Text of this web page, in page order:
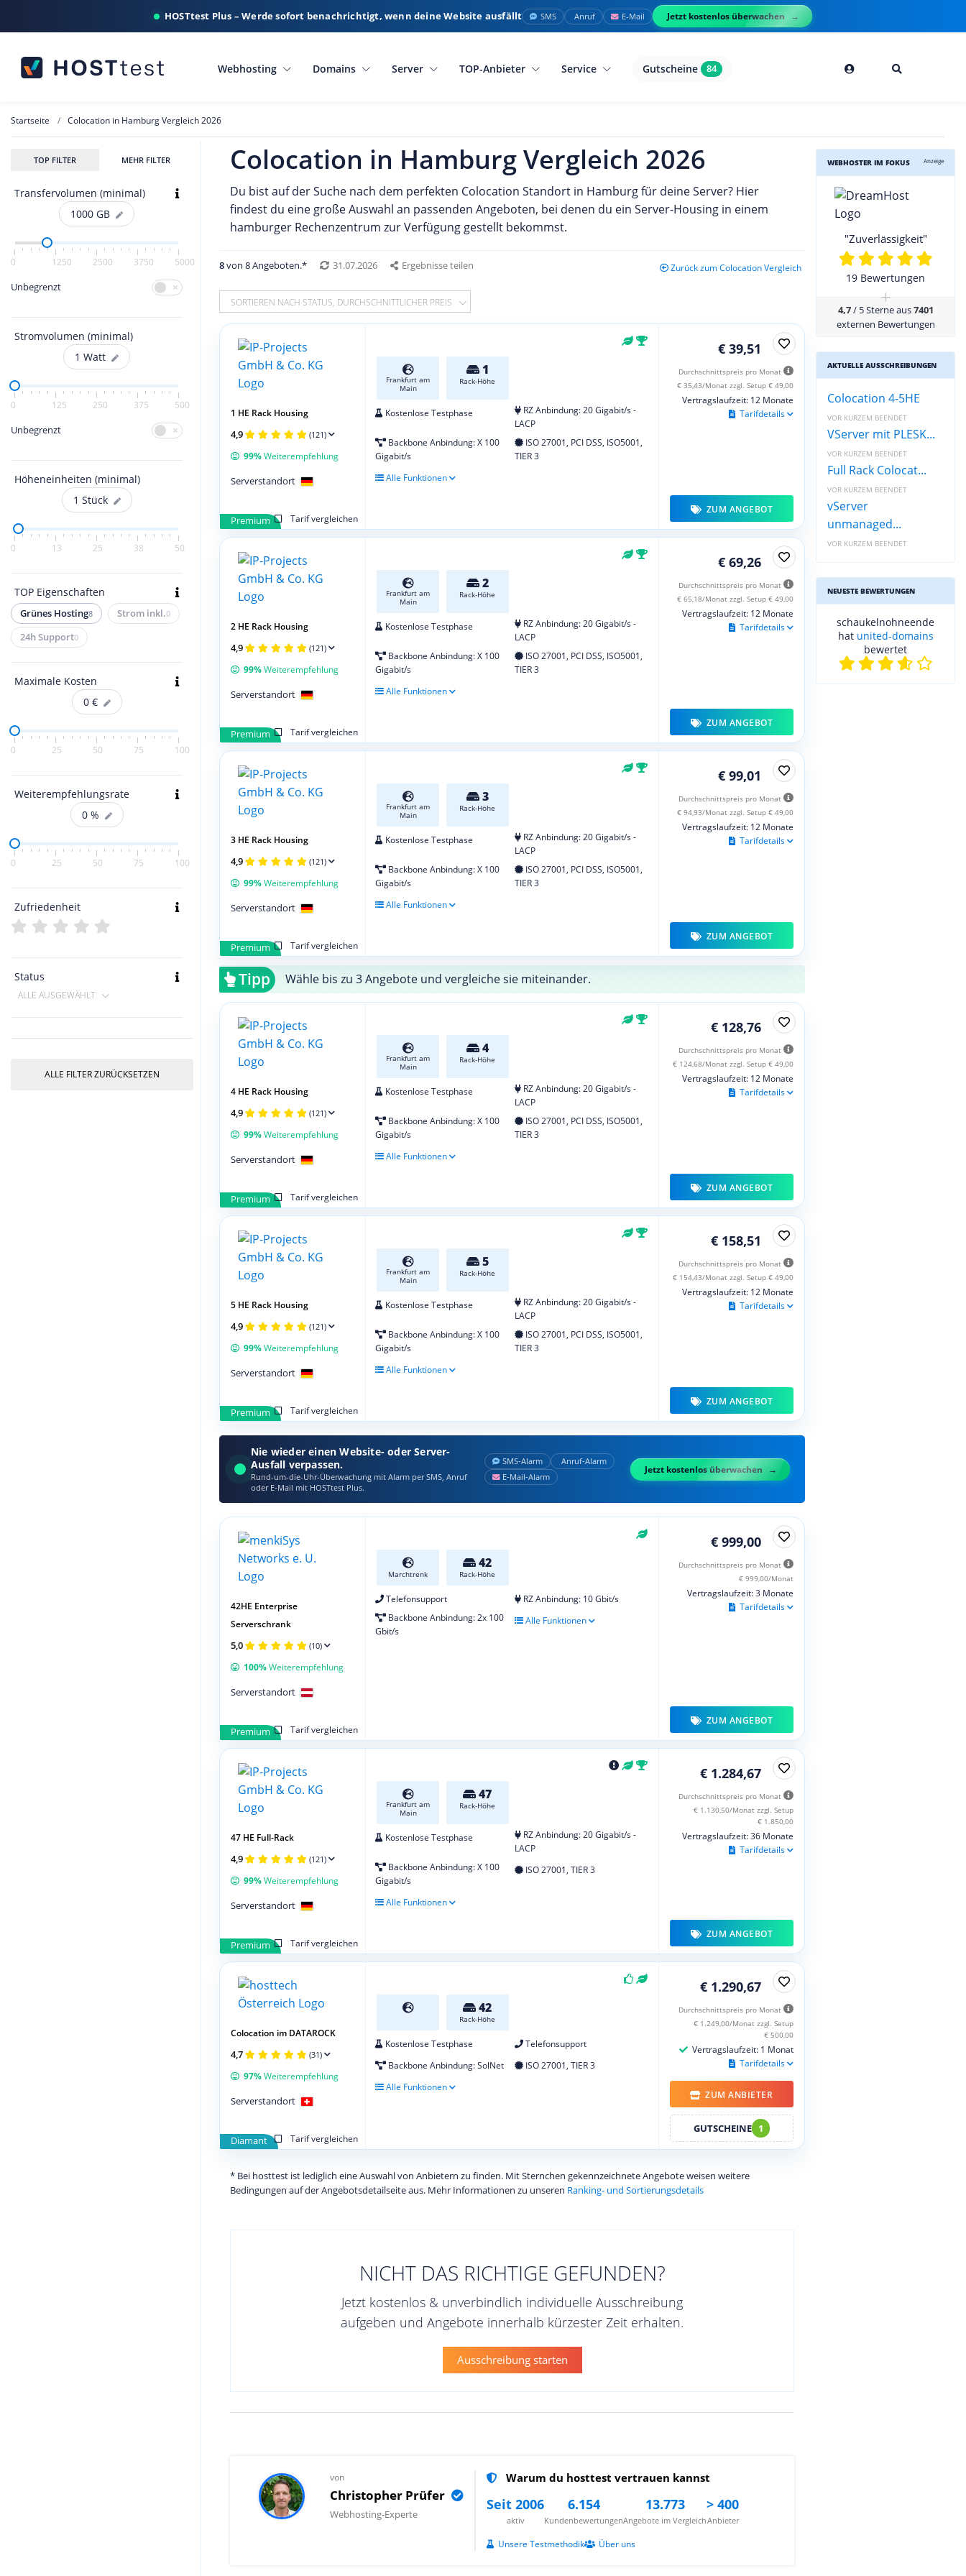
HOSTtest Plus – Werde sofort benachrichtigt, wenn deine Website ausfällt SMS Anruf E-Mail Jetzt kostenlos überwachen
Webhosting Domains Server TOP-Anbieter Service Gutscheine 84
Startseite Colocation in Hamburg Vergleich 2026
TOP FILTER MEHR FILTER
Transfervolumen (minimal)
1000 GB
0 1250 2500 3750 5000
Unbegrenzt
Stromvolumen (minimal)
1 Watt
0 125 250 375 500
Unbegrenzt
Höheneinheiten (minimal)
1 Stück
0 13 25 38 50
TOP Eigenschaften
Grünes Hosting8 Strom inkl.0
24h Support0
Maximale Kosten
0 €
0 25 50 75 100
Weiterempfehlungsrate
0 %
0 25 50 75 100
Zufriedenheit
Status
ALLE AUSGEWÄHLT
ALLE FILTER ZURÜCKSETZEN
Colocation in Hamburg Vergleich 2026
Du bist auf der Suche nach dem perfekten Colocation Standort in Hamburg für deine Server? Hier
findest du eine große Auswahl an passenden Angeboten, bei denen du ein Server-Housing in einem
hamburger Rechenzentrum zur Verfügung gestellt bekommst.
8von 8 Angeboten.* 31.07.2026 Ergebnisse teilen Zurück zum Colocation Vergleich
SORTIEREN NACH STATUS, DURCHSCHNITTLICHER PREIS
Frankfurt am
Main
1
Rack-Höhe
Kostenlose Testphase
RZ Anbindung: 20 Gigabit/s -
LACP
Backbone Anbindung: X 100
Gigabit/s
ISO 27001, PCI DSS, ISO5001,
TIER 3
Alle Funktionen
Premium Tarif vergleichen
1 HE Rack Housing
4,9 (121)
99%Weiterempfehlung
Serverstandort
€ 39,51
Durchschnittspreis pro Monat
€ 35,43/Monat zzgl. Setup € 49,00
Vertragslaufzeit: 12 Monate
Tarifdetails
ZUM ANGEBOT
Frankfurt am
Main
2
Rack-Höhe
Kostenlose Testphase
RZ Anbindung: 20 Gigabit/s -
LACP
Backbone Anbindung: X 100
Gigabit/s
ISO 27001, PCI DSS, ISO5001,
TIER 3
Alle Funktionen
Premium Tarif vergleichen
2 HE Rack Housing
4,9 (121)
99%Weiterempfehlung
Serverstandort
€ 69,26
Durchschnittspreis pro Monat
€ 65,18/Monat zzgl. Setup € 49,00
Vertragslaufzeit: 12 Monate
Tarifdetails
ZUM ANGEBOT
Frankfurt am
Main
3
Rack-Höhe
Kostenlose Testphase
RZ Anbindung: 20 Gigabit/s -
LACP
Backbone Anbindung: X 100
Gigabit/s
ISO 27001, PCI DSS, ISO5001,
TIER 3
Alle Funktionen
Premium Tarif vergleichen
3 HE Rack Housing
4,9 (121)
99%Weiterempfehlung
Serverstandort
€ 99,01
Durchschnittspreis pro Monat
€ 94,93/Monat zzgl. Setup € 49,00
Vertragslaufzeit: 12 Monate
Tarifdetails
ZUM ANGEBOT
Tipp Wähle bis zu 3 Angebote und vergleiche sie miteinander.
Frankfurt am
Main
4
Rack-Höhe
Kostenlose Testphase
RZ Anbindung: 20 Gigabit/s -
LACP
Backbone Anbindung: X 100
Gigabit/s
ISO 27001, PCI DSS, ISO5001,
TIER 3
Alle Funktionen
Premium Tarif vergleichen
4 HE Rack Housing
4,9 (121)
99%Weiterempfehlung
Serverstandort
€ 128,76
Durchschnittspreis pro Monat
€ 124,68/Monat zzgl. Setup € 49,00
Vertragslaufzeit: 12 Monate
Tarifdetails
ZUM ANGEBOT
Frankfurt am
Main
5
Rack-Höhe
Kostenlose Testphase
RZ Anbindung: 20 Gigabit/s -
LACP
Backbone Anbindung: X 100
Gigabit/s
ISO 27001, PCI DSS, ISO5001,
TIER 3
Alle Funktionen
Premium Tarif vergleichen
5 HE Rack Housing
4,9 (121)
99%Weiterempfehlung
Serverstandort
€ 158,51
Durchschnittspreis pro Monat
€ 154,43/Monat zzgl. Setup € 49,00
Vertragslaufzeit: 12 Monate
Tarifdetails
ZUM ANGEBOT
Nie wieder einen Website- oder Server-
Ausfall verpassen.
Rund-um-die-Uhr-Überwachung mit Alarm per SMS, Anruf
oder E‑Mail mit HOSTtest Plus.
SMS‑Alarm
Anruf‑Alarm
E‑Mail‑Alarm
Jetzt kostenlos überwachen
Marchtrenk
42
Rack-Höhe
Telefonsupport
RZ Anbindung: 10 Gbit/s
Backbone Anbindung: 2x 100
Gbit/s
Alle Funktionen
Premium Tarif vergleichen
42HE Enterprise
Serverschrank
5,0 (10)
100%Weiterempfehlung
Serverstandort
€ 999,00
Durchschnittspreis pro Monat
€ 999,00/Monat
Vertragslaufzeit: 3 Monate
Tarifdetails
ZUM ANGEBOT
Frankfurt am
Main
47
Rack-Höhe
Kostenlose Testphase
RZ Anbindung: 20 Gigabit/s -
LACP
Backbone Anbindung: X 100
Gigabit/s
ISO 27001, TIER 3
Alle Funktionen
Premium Tarif vergleichen
47 HE Full-Rack
4,9 (121)
99%Weiterempfehlung
Serverstandort
€ 1.284,67
Durchschnittspreis pro Monat
€ 1.130,50/Monat zzgl. Setup
€ 1.850,00
Vertragslaufzeit: 36 Monate
Tarifdetails
ZUM ANGEBOT
42
Rack-Höhe
Kostenlose Testphase
Telefonsupport
Backbone Anbindung: SolNet
ISO 27001, TIER 3
Alle Funktionen
Diamant Tarif vergleichen
Colocation im DATAROCK
4,7 (31)
97%Weiterempfehlung
Serverstandort
€ 1.290,67
Durchschnittspreis pro Monat
€ 1.249,00/Monat zzgl. Setup
€ 500,00
Vertragslaufzeit: 1 Monat
Tarifdetails
ZUM ANBIETER
GUTSCHEINE 1
* Bei hosttest ist lediglich eine Auswahl von Anbietern zu finden. Mit Sternchen gekennzeichnete Angebote weisen weitere
Bedingungen auf der Angebotsdetailseite aus. Mehr Informationen zu unseren Ranking- und Sortierungsdetails
NICHT DAS RICHTIGE GEFUNDEN?
Jetzt kostenlos & unverbindlich individuelle Ausschreibung
aufgeben und Angebote innerhalb kürzester Zeit erhalten.
Ausschreibung starten
von
Christopher Prüfer
Webhosting-Experte
Warum du hosttest vertrauen kannst
Seit 2006
aktiv
6.154
Kundenbewertungen
13.773
Angebote im Vergleich
> 400
Anbieter
Unsere Testmethodik Über uns
WEBHOSTER IM FOKUS Anzeige
"Zuverlässigkeit"
19 Bewertungen
+
4,7/ 5 Sterne aus7401
externen Bewertungen
AKTUELLE AUSSCHREIBUNGEN
Colocation 4-5HE
VOR KURZEM BEENDET
VServer mit PLESK...
VOR KURZEM BEENDET
Full Rack Colocat...
VOR KURZEM BEENDET
vServer
unmanaged...
VOR KURZEM BEENDET
NEUESTE BEWERTUNGEN
schaukelnohneende
hat united-domains
bewertet